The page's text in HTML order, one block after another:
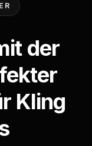
der
Kling